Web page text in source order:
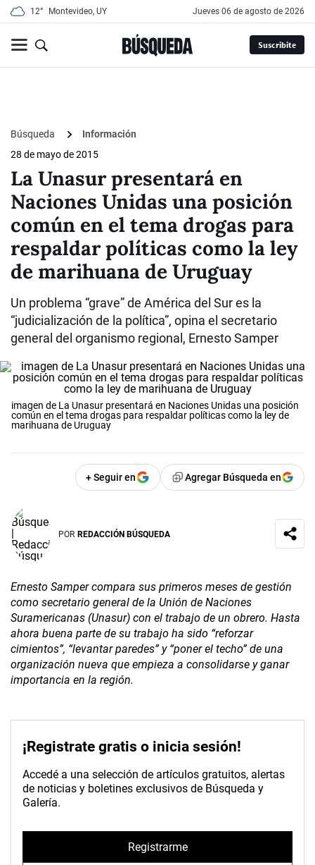
12° Montevideo, UY jueves 06 de agosto de 2026
Suscribite
Búsqueda
Información
28 de mayo de 2015
La Unasur presentará en
Naciones Unidas una posición
común en el tema drogas para
respaldar políticas como la ley
de marihuana de Uruguay
Un problema “grave” de América del Sur es la
“judicialización de la política”, opina el secretario
general del organismo regional, Ernesto Samper
imagen de La Unasur presentará en Naciones Unidas una posición
común en el tema drogas para respaldar políticas como la ley de
marihuana de Uruguay
+ Seguir en Agregar Búsqueda en
POR REDACCIÓN BÚSQUEDA
Ernesto Samper compara sus primeros meses de gestión
como secretario general de la Unión de Naciones
Suramericanas (Unasur) con el trabajo de un obrero. Hasta
ahora buena parte de su trabajo ha sido “reforzar
cimientos”, “levantar paredes” y “poner el techo” de una
organización nueva que empieza a consolidarse y ganar
importancia en la región.
¡Registrate gratis o inicia sesión!
Accedé a una selección de artículos gratuitos, alertas
de noticias y boletines exclusivos de Búsqueda y
Galería.
Registrarme